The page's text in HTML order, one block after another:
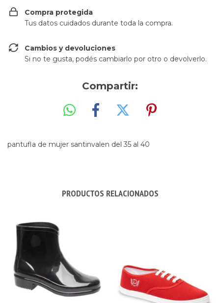
Compra protegida
Tus datos cuidados durante toda la compra.
Cambios y devoluciones
Si no te gusta, podés cambiarlo por otro o devolverlo.
Compartir:
pantufla de mujer santinvalen del 35 al 40
PRODUCTOS RELACIONADOS